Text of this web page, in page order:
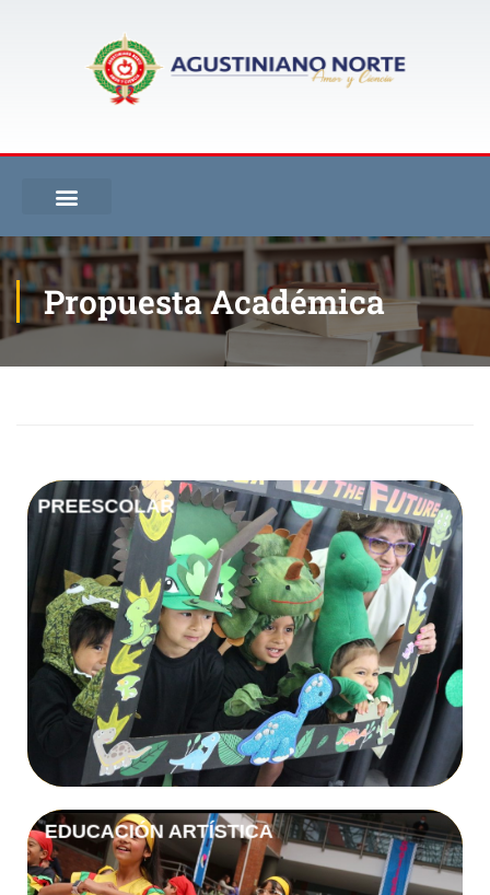
Propuesta Académica
PREESCOLAR
PREESCOLAR
Más Información
EDUCACIÓN ARTÍSTICA